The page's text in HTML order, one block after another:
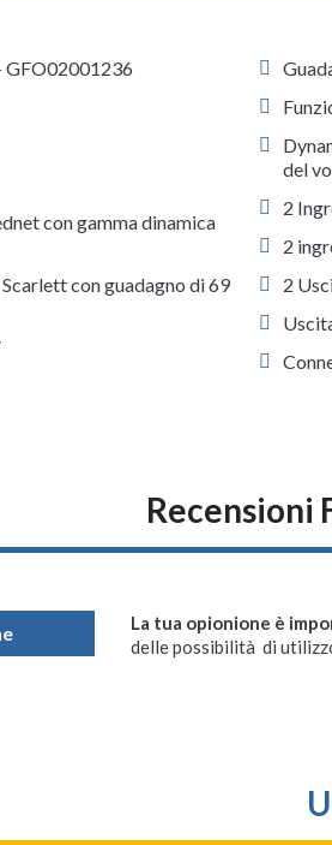
GFO02001236
con gamma dinamica
con guadagno di 69
del
2
2
2
Recensioni
La tua opionione è
delle possibilità di